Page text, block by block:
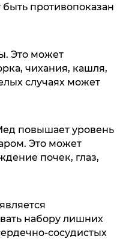
противопоказан
Это может
чихания, кашля,
случаях может
повышает уровень
Это может
почек, глаз,
набору лишних
сосудистых